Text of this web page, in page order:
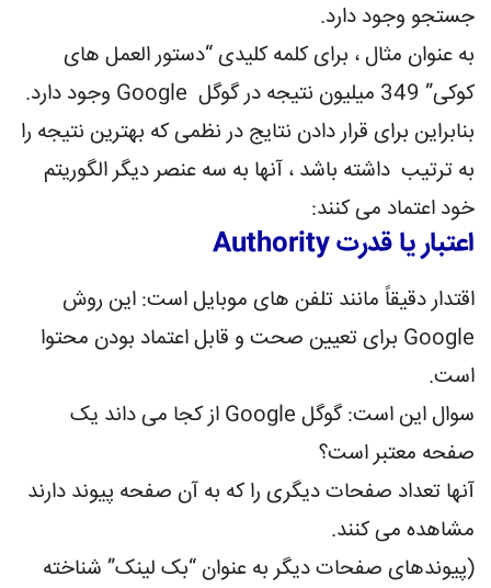
جستجو وجود دارد.
به عنوان مثال ، برای کلمه کلیدی “دستور العمل های
کوکی” 349 میلیون نتیجه در گوگل Google وجود دارد.
بنابراین برای قرار دادن نتایج در نظمی که بهترین نتیجه را
به ترتیب داشته باشد ، آنها به سه عنصر دیگر الگوریتم
خود اعتماد می کنند:
اعتبار یا قدرت Authority
اقتدار دقیقاً مانند تلفن های موبایل است: این روش
Google برای تعیین صحت و قابل اعتماد بودن محتوا
است.
سوال این است: گوگل Google از کجا می داند یک
صفحه معتبر است؟
آنها تعداد صفحات دیگری را که به آن صفحه پیوند دارند
مشاهده می کنند.
(پیوندهای صفحات دیگر به عنوان “بک لینک” شناخته